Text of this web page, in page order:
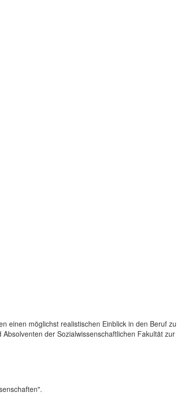
einen möglichst realistischen Einblick in den Beruf zu
der Sozialwissenschaftlichen Fakultät zur